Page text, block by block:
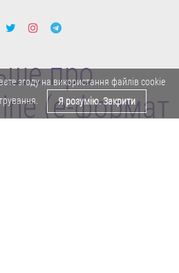
про
(e-формат
згоду на використання файлів cookie
Я розумію. Закрити